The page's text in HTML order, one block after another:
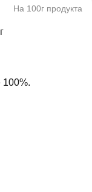
На 100г продукта